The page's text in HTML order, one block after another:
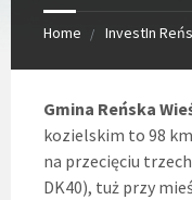
Home InvestIn
Gmina Reńska
kozielskim to 98 km
na przecięciu
DK40), tuż przy